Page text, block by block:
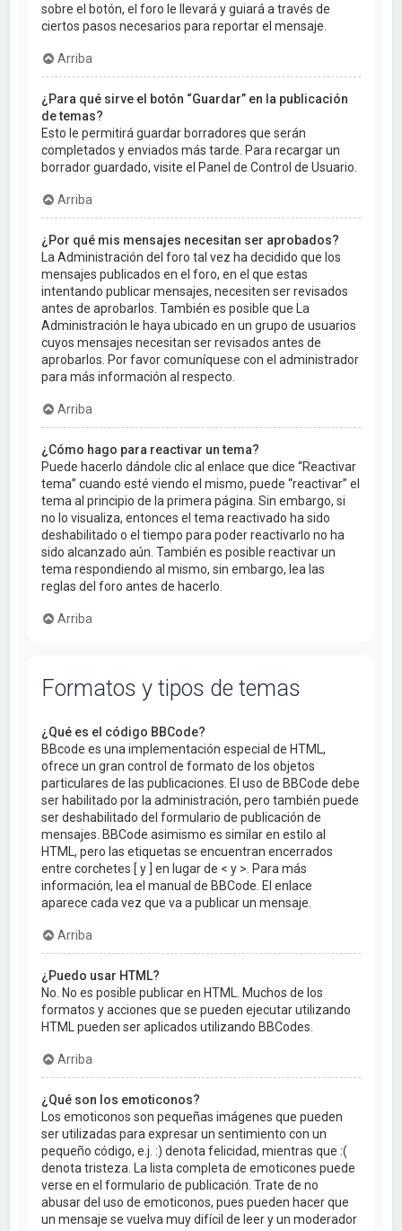
sobre el botón, el foro le llevará y guiará a través de
ciertos pasos necesarios para reportar el mensaje.
Arriba
¿Para qué sirve el botón “Guardar” en la publicación
de temas?
Esto le permitirá guardar borradores que serán
completados y enviados más tarde. Para recargar un
borrador guardado, visite el Panel de Control de Usuario.
Arriba
¿Por qué mis mensajes necesitan ser aprobados?
La Administración del foro tal vez ha decidido que los
mensajes publicados en el foro, en el que estas
intentando publicar mensajes, necesiten ser revisados
antes de aprobarlos. También es posible que La
Administración le haya ubicado en un grupo de usuarios
cuyos mensajes necesitan ser revisados antes de
aprobarlos. Por favor comuníquese con el administrador
para más información al respecto.
Arriba
¿Cómo hago para reactivar un tema?
Puede hacerlo dándole clic al enlace que dice “Reactivar
tema” cuando esté viendo el mismo, puede “reactivar” el
tema al principio de la primera página. Sin embargo, si
no lo visualiza, entonces el tema reactivado ha sido
deshabilitado o el tiempo para poder reactivarlo no ha
sido alcanzado aún. También es posible reactivar un
tema respondiendo al mismo, sin embargo, lea las
reglas del foro antes de hacerlo.
Arriba
Formatos y tipos de temas
¿Qué es el código BBCode?
BBcode es una implementación especial de HTML,
ofrece un gran control de formato de los objetos
particulares de las publicaciones. El uso de BBCode debe
ser habilitado por la administración, pero también puede
ser deshabilitado del formulario de publicación de
mensajes. BBCode asimismo es similar en estilo al
HTML, pero las etiquetas se encuentran encerrados
entre corchetes [ y ] en lugar de < y >. Para más
información, lea el manual de BBCode. El enlace
aparece cada vez que va a publicar un mensaje.
Arriba
¿Puedo usar HTML?
No. No es posible publicar en HTML. Muchos de los
formatos y acciones que se pueden ejecutar utilizando
HTML pueden ser aplicados utilizando BBCodes.
Arriba
¿Qué son los emoticonos?
Los emoticonos son pequeñas imágenes que pueden
ser utilizadas para expresar un sentimiento con un
pequeño código, e.j. :) denota felicidad, mientras que :(
denota tristeza. La lista completa de emoticones puede
verse en el formulario de publicación. Trate de no
abusar del uso de emoticonos, pues pueden hacer que
un mensaje se vuelva muy difícil de leer y un moderador